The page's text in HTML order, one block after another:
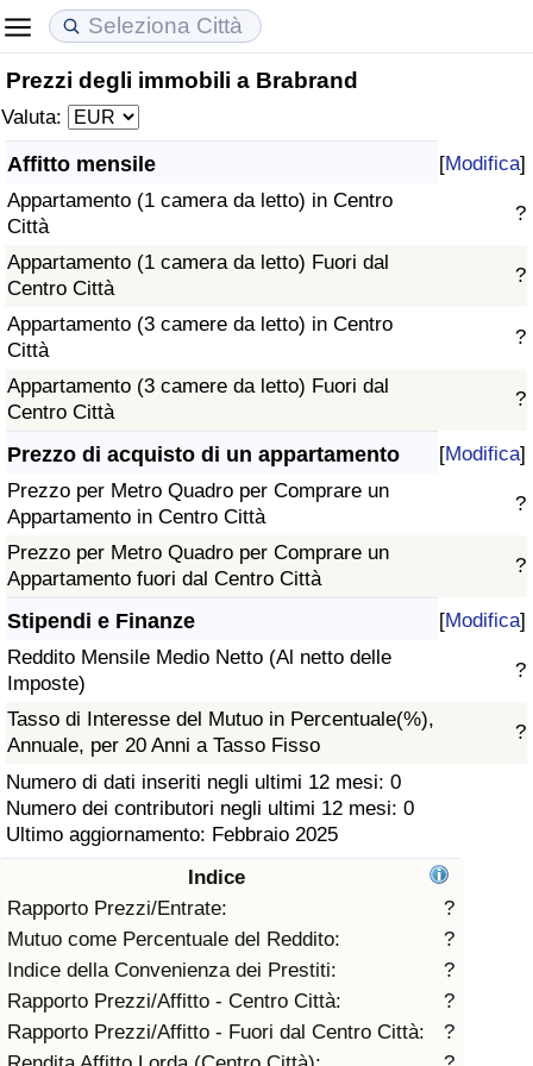
Prezzi degli immobili a Brabrand
Valuta:
Affitto mensile [Modifica]
Appartamento (1 camera da letto) in Centro
Città
?
Appartamento (1 camera da letto) Fuori dal
Centro Città
?
Appartamento (3 camere da letto) in Centro
Città
?
Appartamento (3 camere da letto) Fuori dal
Centro Città
?
Prezzo di acquisto di un appartamento [Modifica]
Prezzo per Metro Quadro per Comprare un
Appartamento in Centro Città
?
Prezzo per Metro Quadro per Comprare un
Appartamento fuori dal Centro Città
?
Stipendi e Finanze [Modifica]
Reddito Mensile Medio Netto (Al netto delle
Imposte)
?
Tasso di Interesse del Mutuo in Percentuale(%),
Annuale, per 20 Anni a Tasso Fisso
?
Numero di dati inseriti negli ultimi 12 mesi: 0
Numero dei contributori negli ultimi 12 mesi: 0
Ultimo aggiornamento: Febbraio 2025
Indice
Rapporto Prezzi/Entrate:
?
Mutuo come Percentuale del Reddito:
?
Indice della Convenienza dei Prestiti:
?
Rapporto Prezzi/Affitto - Centro Città:
?
Rapporto Prezzi/Affitto - Fuori dal Centro Città:
?
Costo della vita
Indice Del Costo Della Vita (corrente)
Indice Del Costo Della Vita
Indice del Costo della Vita per Nazione
ad Aqaba
Prezzi degli immobili
Indice del Prezzo delle Case (Corrente)
Indice del Prezzo delle Case
Indice del Prezzo delle Case per Nazione
Qualità della Vita
Indice della Qualità della Vita
Indice della Qualità della Vita (Corrente)
Indice della qualità della vita per Paese
Criminalità
Indice del Tasso di Criminalità (Corrente)
Indice della Criminalità
Indice di criminalità per paese
Assistenza Sanitaria
Indice dell’Assistenza Sanitaria (Corrente)
Indice dell’Assistenza Sanitaria
Indice dell’Assistenza Sanitaria per
Nazione
Inquinamento
Indice dell’Inquinamento (Corrente)
Indice di inquinamento
Indice dell’Inquinamento per Nazione